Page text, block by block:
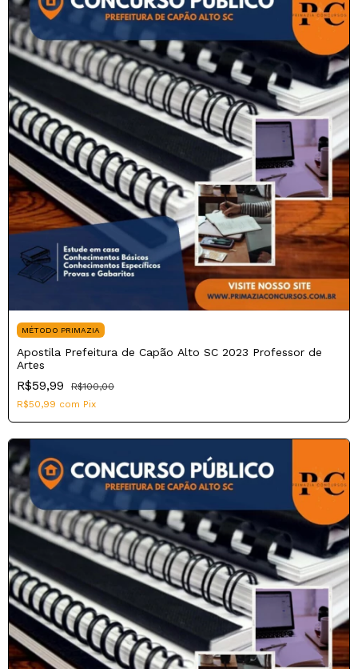
MÉTODO PRIMAZIA
Apostila Prefeitura de Capão Alto SC 2023 Professor de
Artes
R$59,99
R$100,00
R$50,99 com Pix